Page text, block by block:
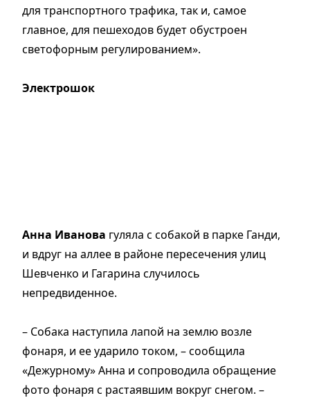
для транспортного трафика, так и, самое
главное, для пешеходов будет обустроен
светофорным регулированием».
Электрошок
Анна Иванова гуляла с собакой в парке Ганди,
и вдруг на аллее в районе пересечения улиц
Шевченко и Гагарина случилось
непредвиденное.
– Собака наступила лапой на землю возле
фонаря, и ее ударило током, – сообщила
«Дежурному» Анна и сопроводила обращение
фото фонаря с растаявшим вокруг снегом. –